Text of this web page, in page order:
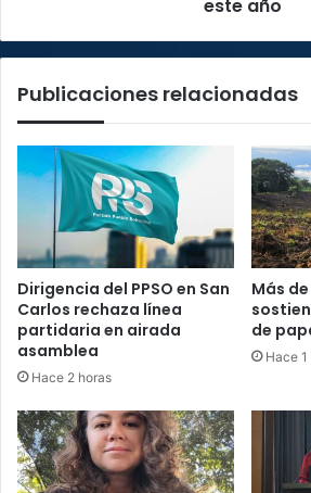
durante
año
este año
Publicaciones relacionadas
Dirigencia del PPSO en San
Carlos rechaza línea
partidaria en airada
asamblea
Hace 2 horas
Más
de
Hace 1